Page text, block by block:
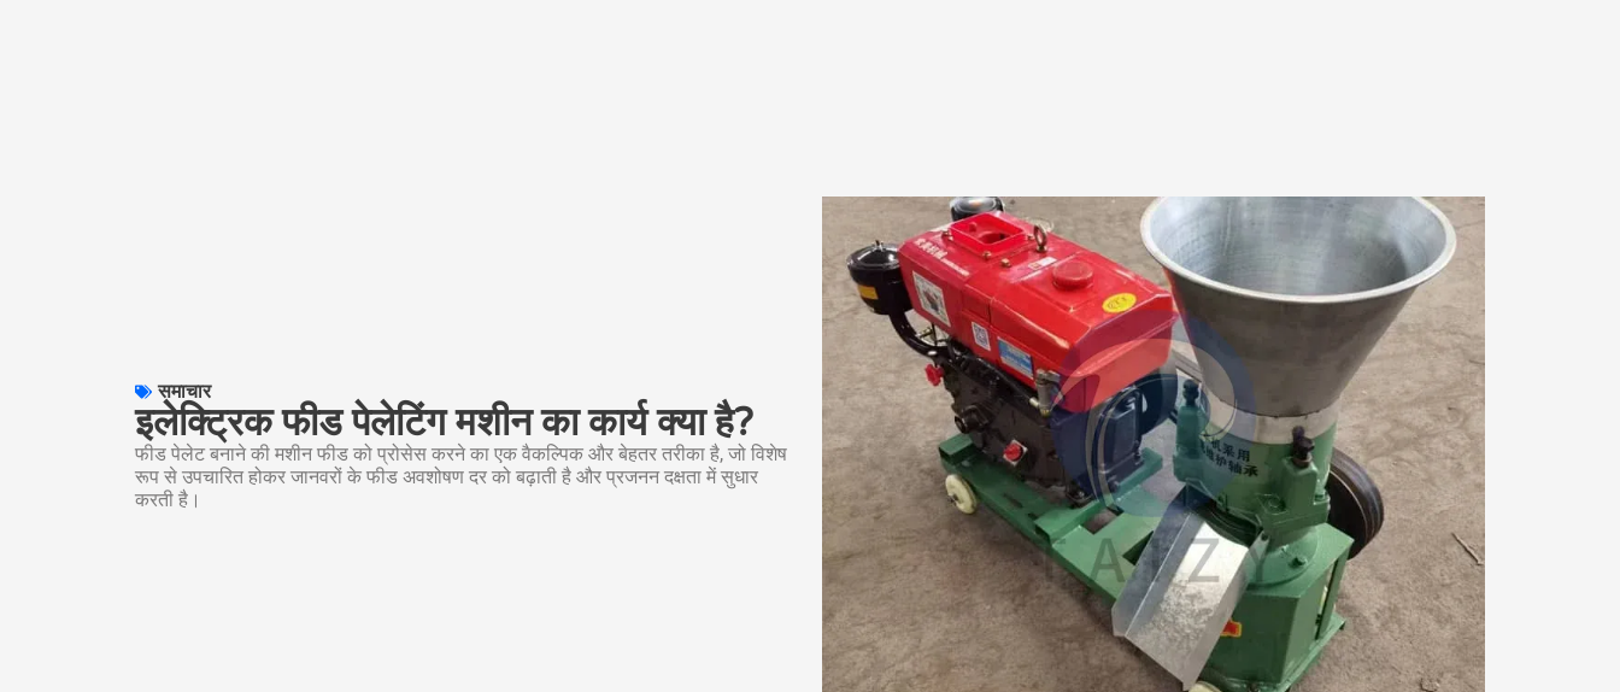
समाचार
इलेक्ट्रिक फीड पेलेटिंग मशीन का कार्य क्या है?
फीड पेलेट बनाने की मशीन फीड को प्रोसेस करने का एक वैकल्पिक और बेहतर तरीका है, जो विशेष
रूप से उपचारित होकर जानवरों के फीड अवशोषण दर को बढ़ाती है और प्रजनन दक्षता में सुधार
करती है।